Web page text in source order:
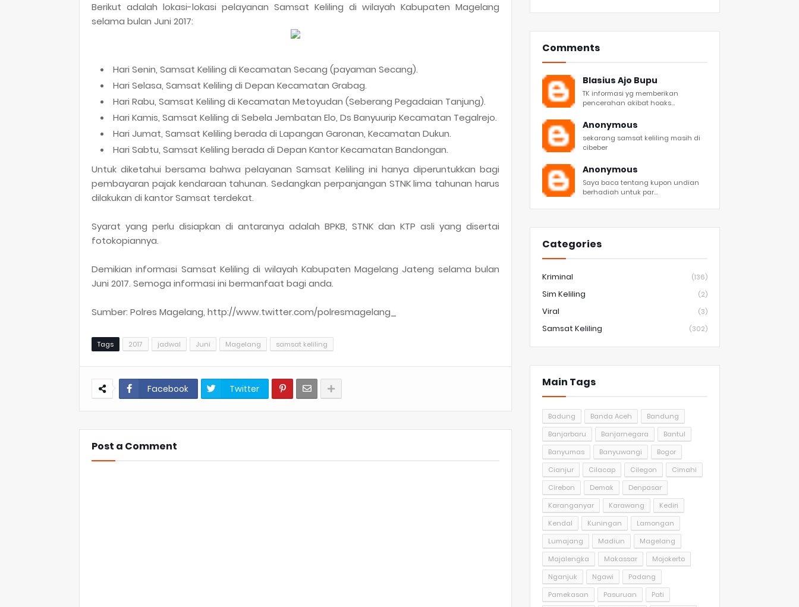
Berikut adalah lokasi-lokasi pelayanan Samsat Keliling di wilayah Kabupaten Magelang
selama bulan Juni 2017:
Hari Senin, Samsat Keliling di Kecamatan Secang (payaman Secang).
Hari Selasa, Samsat Keliling di Depan Kecamatan Grabag.
Hari Rabu, Samsat Keliling di Kecamatan Metoyudan (Seberang Pegadaian Tanjung).
Hari Kamis, Samsat Keliling di Sebela Jembatan Elo, Ds Banyuurip Kecamatan Tegalrejo.
Hari Jumat, Samsat Keliling berada di Lapangan Garonan, Kecamatan Dukun.
Hari Sabtu, Samsat Keliling berada di Depan Kantor Kecamatan Bandongan.
Untuk diketahui bersama bahwa pelayanan Samsat Keliling ini hanya diperuntukkan bagi
pembayaran pajak kendaraan tahunan. Sedangkan perpanjangan STNK lima tahunan harus
dilakukan di kantor Samsat terdekat.
Syarat yang perlu disiapkan di antaranya adalah BPKB, STNK dan KTP asli yang disertai
fotokopiannya.
Demikian informasi Samsat Keliling di wilayah Kabupaten Magelang Jateng selama bulan
Juni 2017. Semoga informasi ini bermanfaat bagi anda.
Sumber: Polres Magelang, http://www.twitter.com/polresmagelang_
Tags 2017 jadwal Juni Magelang samsat keliling
Facebook Twitter
Post a Comment
Comments
Blasius Ajo Bupu
TK informasi yg memberikan
pencerahan akibat hoaks...
Anonymous
sekarang samsat keliling masih di
cibeber
Anonymous
Saya baca tentang kupon undian
berhadiah untuk par...
Categories
Kriminal (136)
Sim Keliling (2)
Viral (3)
Samsat Keliling (302)
Main Tags
Badung Banda Aceh
Bandung
Banjarbaru
Banjarnegara
Bantul
Banyumas
Banyuwangi
Bogor
Cianjur
Cilacap Cilegon
Cimahi
Cirebon
Demak
Denpasar
Karanganyar
Karawang
Kediri
Kendal
Kuningan
Lamongan
Lumajang
Madiun
Magelang
Majalengka
Makassar
Mojokerto
Nganjuk
Ngawi
Padang
Pamekasan
Pasuruan
Pati